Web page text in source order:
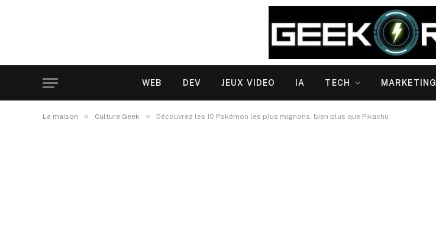
WEB DEV JEUX VIDEO IA TECH MARKETING
La maison » Culture Geek » Découvrez les 10 Pokémon les plus mignons, bien plus que Pikachu